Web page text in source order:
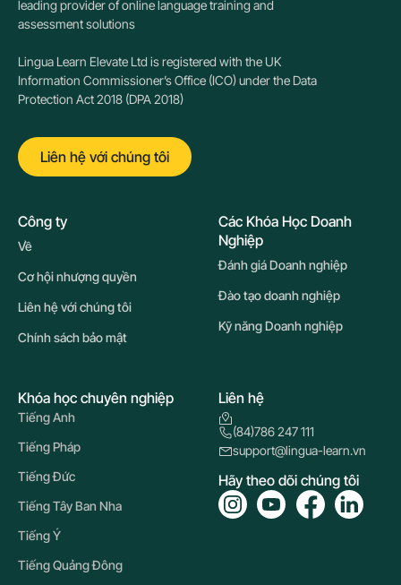
leading provider of online language training and
assessment solutions
Lingua Learn Elevate Ltd is registered with the UK
Information Commissioner’s Office (ICO) under the Data
Protection Act 2018 (DPA 2018)
Liên hệ với chúng tôi
Công ty
Về
Cơ hội nhượng quyền
Liên hệ với chúng tôi
Chính sách bảo mật
Các Khóa Học Doanh
Nghiệp
Đánh giá Doanh nghiệp
Đào tạo doanh nghiệp
Kỹ năng Doanh nghiệp
Khóa học chuyên nghiệp
Tiếng Anh
Tiếng Pháp
Tiếng Đức
Tiếng Tây Ban Nha
Tiếng Ý
Tiếng Quảng Đông
Liên hệ
(84)786 247 111
support@lingua-learn.vn
Hãy theo dõi chúng tôi